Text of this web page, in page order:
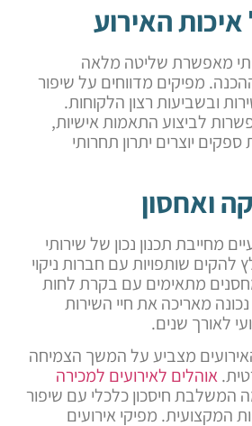
האירוע
מאפשרת שליטה מלאה
מפיקים מדווחים על שיפור
ובשביעות רצון הלקוחות.
לביצוע התאמות אישיות,
יוצרים יתרון תחרותי
ואחסון
מחייבת תכנון נכון של שירותי
להקים שותפויות עם חברות ניקוי
מתאימים עם בקרת לחות
מאריכה את חיי השירות
לאורך שנים.
מצביע על המשך הצמיחה
אוהלים לאירועים למכירה
המשלבת חיסכון כלכלי עם שיפור
המקצועית. מפיקי אירועים